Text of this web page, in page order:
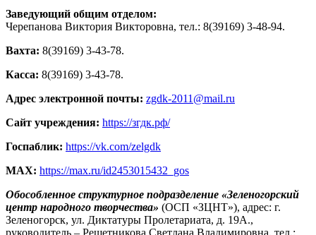
Заведующий общим отделом:
Черепанова Виктория Викторовна, тел.: 8(39169) 3-48-94.
Вахта: 8(39169) 3-43-78.
Касса: 8(39169) 3-43-78.
Адрес электронной почты: zgdk-2011@mail.ru
Сайт учреждения: https://згдк.рф/
Госпаблик: https://vk.com/zelgdk
МАХ: https://max.ru/id2453015432_gos
Обособленное структурное подразделение «Зеленогорский
центр народного творчества» (ОСП «ЗЦНТ»), адрес: г.
Зеленогорск, ул. Диктатуры Пролетариата, д. 19А.,
руководитель – Решетникова Светлана Владимировна, тел.: